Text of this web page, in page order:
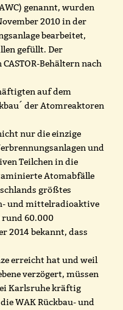
genannt, wurden
2010 in der
bearbeitet,
gefüllt. Der
Behältern nach
auf dem
der Atomreaktoren
nur die einzige
und
Teilchen in die
Atomabfälle
größtes
und mittelradioaktive
rund 60.000
2014 bekannt, dass
erreicht hat und weil
verzögert, müssen
Karlsruhe kräftig
WAK Rückbau- und